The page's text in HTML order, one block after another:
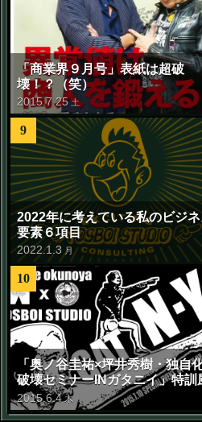
お知らせ
「商業界９月号」表紙は超破
壊！？（笑）
2015.7.25 土
9
2022年に考えている私のビジ
要素６項目
2022.1 .3 月
10
「奥ノ谷圭祐×坪井秀樹・独自
破壊セミナーINガタニイ」特訓
景動画（苦笑）
2015.6.4 木